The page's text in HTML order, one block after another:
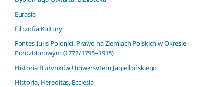
Eurasia
Filozofia Kultury
Fontes Iuris Polonici. Prawo na Ziemiach Polskich w Okresie
Porozbiorowym (1772/1795–1918)
Historia Budynków Uniwersytetu Jagiellońskiego
Historia, Hereditas, Ecclesia